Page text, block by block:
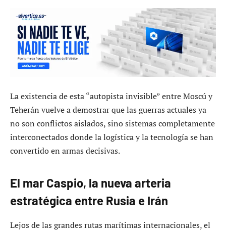
La existencia de esta “autopista invisible” entre Moscú y
Teherán vuelve a demostrar que las guerras actuales ya
no son conflictos aislados, sino sistemas completamente
interconectados donde la logística y la tecnología se han
convertido en armas decisivas.
El mar Caspio, la nueva arteria
estratégica entre Rusia e Irán
Lejos de las grandes rutas marítimas internacionales, el